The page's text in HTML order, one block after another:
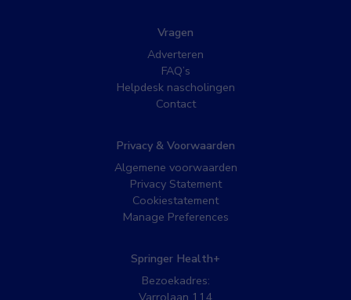
Vragen
Adverteren
FAQ’s
Helpdesk nascholingen
Contact
Privacy & Voorwaarden
Algemene voorwaarden
Privacy Statement
Cookiestatement
Manage Preferences
Springer Health+
Bezoekadres: